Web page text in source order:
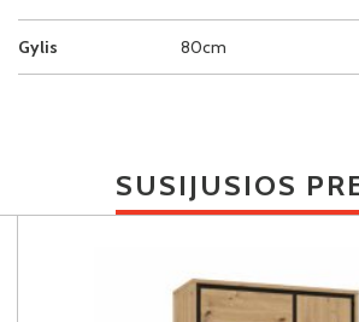
Gylis 80cm
SUSIJUSIOS